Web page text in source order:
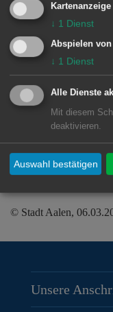
phil. Uta
(Otto-Hahn-
vor.
Der Eintritt
Anmeldung
© Stadt Aalen,
Unsere
Kartenanzeige
↓ 1 Dienst
Abspielen
↓ 1 Dienst
Alle Dienste
Mit diesem
deaktivieren.
Auswahl bestätigen